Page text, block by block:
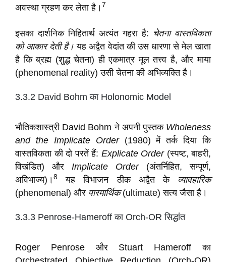
अवस्था ग्रहण कर लेता है। 7
इसका दार्शनिक निहितार्थ अत्यंत गहरा है: चेतना वास्तविकता
को आकार देती है। यह अद्वैत वेदांत की उस धारणा से मेल खाता
है कि ब्रह्म (शुद्ध चेतना) ही एकमात्र मूल तत्त्व है, और माया
(phenomenal reality) उसी चेतना की अभिव्यक्ति है।
3.3.2 David Bohm का Holonomic Model
भौतिकशास्त्री David Bohm ने अपनी पुस्तक Wholeness
and the Implicate Order(1980) में तर्क दिया कि
वास्तविकता की दो परतें हैं: Explicate Order(स्पष्ट, बाहरी,
विखंडित) और Implicate Order(अंतर्निहित, सम्पूर्ण,
अविभाज्य)। 8 यह विभाजन ठीक अद्वैत के व्यावहारिक
(phenomenal) और पारमार्थिक(ultimate) सत्य जैसा है।
3.3.3 Penrose-Hameroff का Orch-OR सिद्धांत
Roger Penrose और Stuart Hameroff का